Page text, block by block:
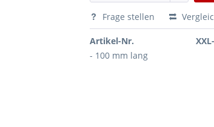
Frage stellen
Artikel-Nr.
- 100 mm lang